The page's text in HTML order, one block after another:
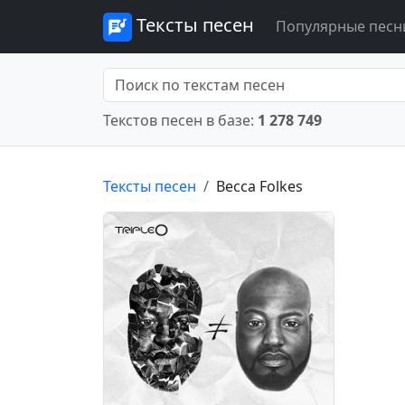
Тексты песен Популярные
Текстов песен в базе: 1 278 749
Тексты песен Becca Folkes
Предыдущее Следующее